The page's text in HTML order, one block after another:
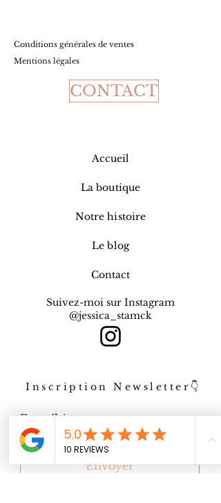
Conditions générales de ventes
Mentions légales
CONTACT
Accueil
La boutique
Notre histoire
Le blog
Contact
Suivez-moi sur Instagram
@jessica_stamck
Inscription Newsletter👇
E-mail
Envoyer